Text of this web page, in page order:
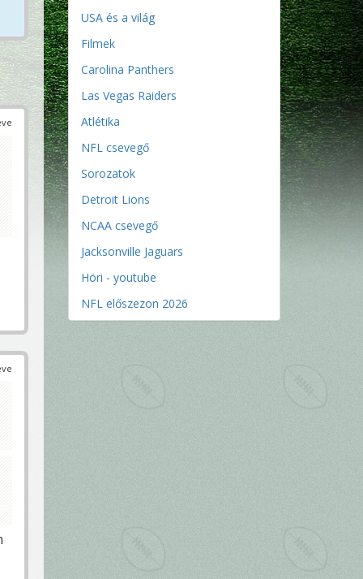
USA és a világ
Filmek
Carolina Panthers
Las Vegas Raiders
Atlétika
NFL csevegő
Sorozatok
Detroit Lions
NCAA csevegő
Jacksonville Jaguars
Höri - youtube
NFL előszezon 2026